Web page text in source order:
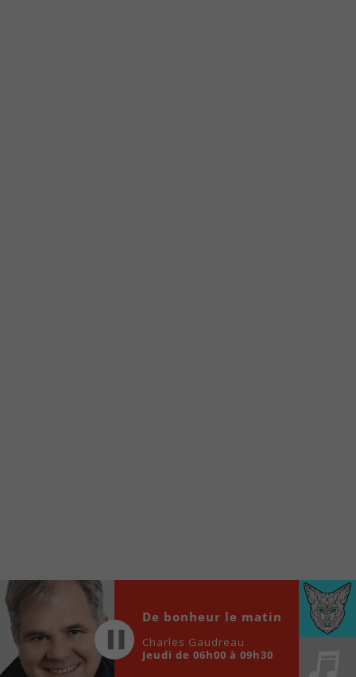
locale vous sont maintenant accessibles en un clic!
Player
00:00
De bonheur le matin
Charles Gaudreau
Jeudi de 06h00 à 09h30